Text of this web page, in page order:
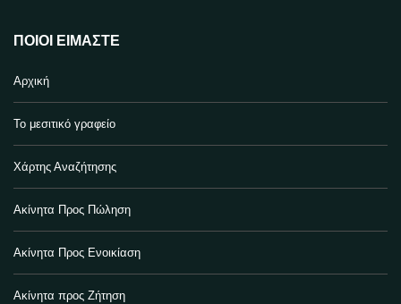
ΠΟΙΟΙ ΕΊΜΑΣΤΕ
Αρχική
Το μεσιτικό γραφείο
Χάρτης Αναζήτησης
Ακίνητα Προς Πώληση
Ακίνητα Προς Ενοικίαση
Ακίνητα προς Ζήτηση